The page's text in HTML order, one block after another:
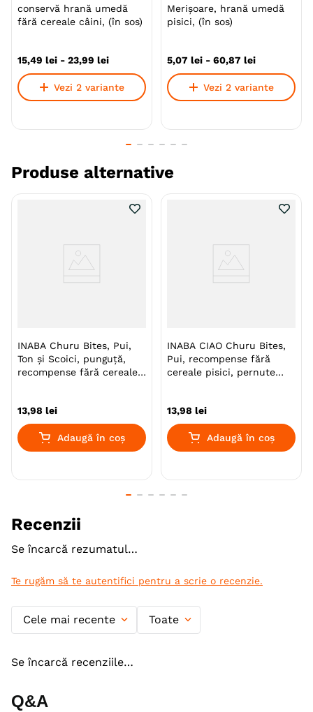
Nu contin cereale, conservanti sau coloranti
In fiecare pachet se gasesc 3 plicuri individuale
2 texturi diferite intr-o singura bucata!
Specie Pisici
Metoda de preparare Semi-umeda
Textura Crocant
Ambalaj Punguta
INABA Churu
conservă hrană umedă
fără cereale câini, (în sos)
15,49 lei - 23,99 lei
Vezi 2 variante
Merișoare, hrană umedă
pisici, (în sos)
5,07 lei - 60,87 lei
Vezi 2 variante
Produse alternative
INABA Churu Bites, Pui,
Ton și Scoici, punguță,
recompense fără cereale
13,98 lei
Adaugă în coș
INABA CIAO Churu Bites,
Pui, recompense fără
cereale pisici, pernute
13,98 lei
Adaugă în coș
Recenzii
Se încarcă rezumatul…
Te rugăm să te autentifici pentru a scrie o recenzie.
Cele mai recente Toate
Se încarcă recenziile…
Q&A